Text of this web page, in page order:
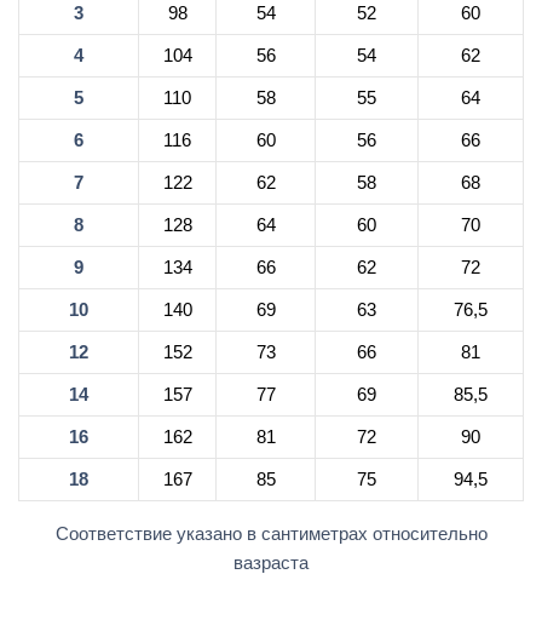
3 98 54 52 60
4 104 56 54 62
5 110 58 55 64
6 116 60 56 66
7 122 62 58 68
8 128 64 60 70
9 134 66 62 72
10 140 69 63 76,5
12 152 73 66 81
14 157 77 69 85,5
16 162 81 72 90
18 167 85 75 94,5
Соответствие указано в сантиметрах относительно
вазраста